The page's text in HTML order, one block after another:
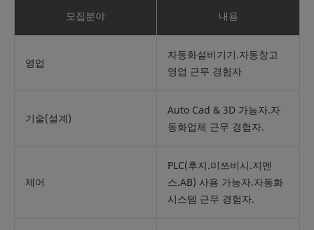
모집분야 내용
영업
자동화설비기기.자동창고
영업 근무 경험자
기술(설계)
Auto Cad & 3D 가능자.자
동화업체 근무 경험자.
제어
PLC(후지.미쯔비시.지멘
스.AB) 사용 가능자.자동화
시스템 근무 경험자.